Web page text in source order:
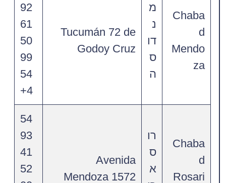
Chaba
d
Mendo
za
מ
נ
דו
ס
ה
Tucumán 72 de
Godoy Cruz
92
61
50
99
54
4+
Chaba
d
Rosari
רו
ס
א
Avenida
Mendoza 1572
54
93
41
52